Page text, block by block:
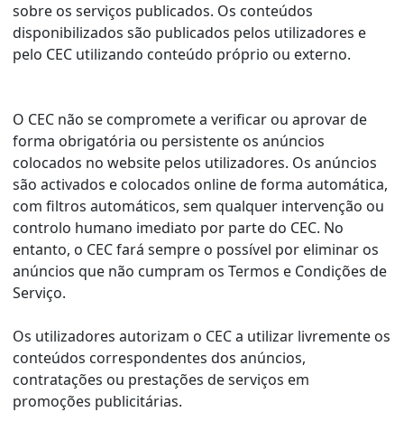
sobre os serviços publicados. Os conteúdos
disponibilizados são publicados pelos utilizadores e
pelo CEC utilizando conteúdo próprio ou externo.
O CEC não se compromete a verificar ou aprovar de
forma obrigatória ou persistente os anúncios
colocados no website pelos utilizadores. Os anúncios
são activados e colocados online de forma automática,
com filtros automáticos, sem qualquer intervenção ou
controlo humano imediato por parte do CEC. No
entanto, o CEC fará sempre o possível por eliminar os
anúncios que não cumpram os Termos e Condições de
Serviço.
Os utilizadores autorizam o CEC a utilizar livremente os
conteúdos correspondentes dos anúncios,
contratações ou prestações de serviços em
promoções publicitárias.